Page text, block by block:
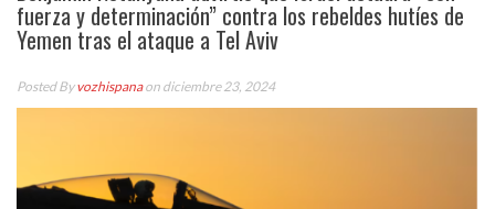
fuerza y determinación” contra los rebeldes hutíes de
Yemen tras el ataque a Tel Aviv
Posted Byvozhispanaon diciembre 23, 2024